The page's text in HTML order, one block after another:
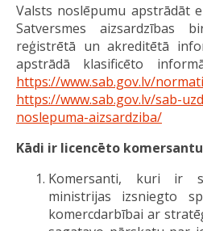
Valsts noslēpumu apstrādāt
Satversmes aizsardzības
reģistrētā un akreditētā
apstrādā klasificēto
https://www.sab.gov.lv/
https://www.sab.gov.lv/sab-
noslepuma-aizsardziba/
Kādi ir licencēto
Komersanti, kuri ir
ministrijas izsniegto
komercdarbībai ar